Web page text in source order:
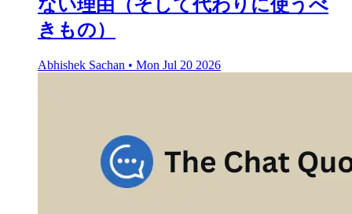
ない理由（そして代わりに使うべ
きもの）
Abhishek Sachan • Mon Jul 20 2026